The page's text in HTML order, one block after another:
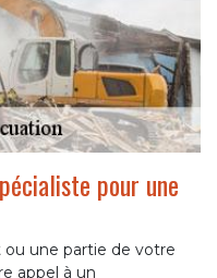
pour une
une partie de votre
appel à un